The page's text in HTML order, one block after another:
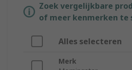
Zoek vergelijkbare
of meer kenmerken te
Alles selecteren
Merk